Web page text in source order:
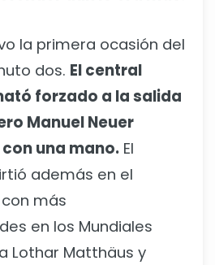
la primera ocasión del
dos. El central
forzado a la salida
Manuel Neuer
una mano. El
además en el
más
en los Mundiales
Lothar Matthäus y